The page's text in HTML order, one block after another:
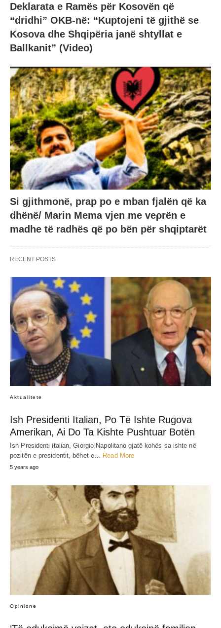
Deklarata e Ramës për Kosovën që
“dridhi” OKB-në: “Kuptojeni të gjithë se
Kosova dhe Shqipëria janë shtyllat e
Ballkanit” (Video)
Si gjithmonë, prap po e mban fjalën që ka
dhënë/ Marin Mema vjen me veρrën e
madhe të radhës që po bën për shqiptarët
RECENT POSTS
Aktualitete
Ish Presidenti Italian, Po Të Ishte Rugova
Amerikan, Ai Do Ta Kishte Pushtuar Botën
Ish Presidenti italian, Giorgio Napolitano gjatë kohës sa ishte në
pozitën e presidentit, bëhet e… Read More
5 years ago
Opinione